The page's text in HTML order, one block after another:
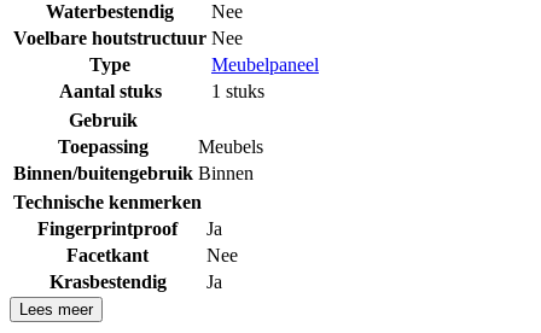
Waterbestendig
Nee
Voelbare houtstructuur Nee
Type
Meubelpaneel
Aantal stuks
1 stuks
Gebruik
Toepassing
Meubels
Binnen/buitengebruik Binnen
Technische kenmerken
Fingerprintproof
Ja
Facetkant
Nee
Krasbestendig
Ja
Lees meer